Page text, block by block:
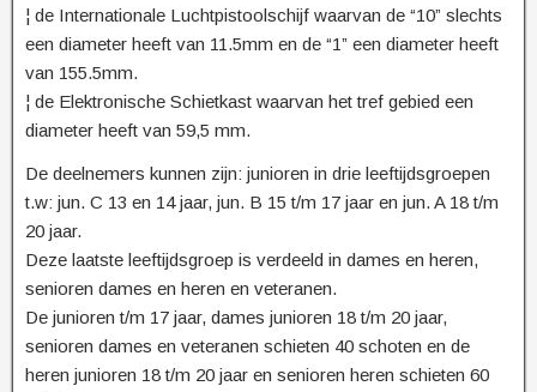
¦ de Internationale Luchtpistoolschijf waarvan de “10” slechts
een diameter heeft van 11.5mm en de “1” een diameter heeft
van 155.5mm.
¦ de Elektronische Schietkast waarvan het tref gebied een
diameter heeft van 59,5 mm.
De deelnemers kunnen zijn: junioren in drie leeftijdsgroepen
t.w: jun. C 13 en 14 jaar, jun. B 15 t/m 17 jaar en jun. A 18 t/m
20 jaar.
Deze laatste leeftijdsgroep is verdeeld in dames en heren,
senioren dames en heren en veteranen.
De junioren t/m 17 jaar, dames junioren 18 t/m 20 jaar,
senioren dames en veteranen schieten 40 schoten en de
heren junioren 18 t/m 20 jaar en senioren heren schieten 60